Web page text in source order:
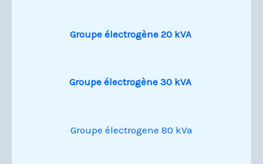
Groupe électrogène 20 kVA
Groupe électrogène 30 kVA
Groupe électrogene 80 kVa